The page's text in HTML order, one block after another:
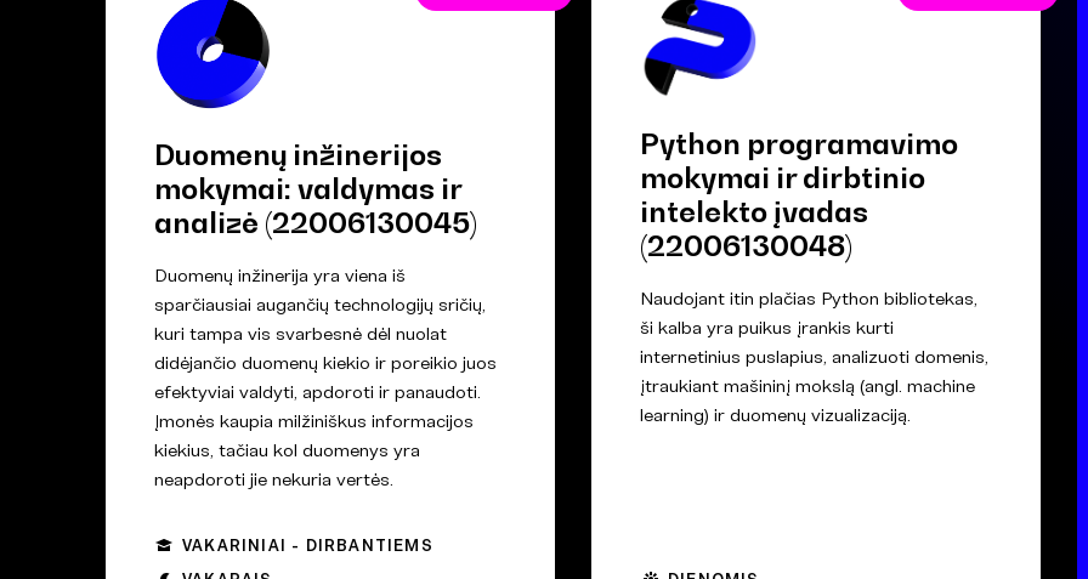
Duomenų inžinerijos
mokymai: valdymas ir
analizė (22006130045)
Duomenų inžinerija yra viena iš
sparčiausiai augančių technologijų sričių,
kuri tampa vis svarbesnė dėl nuolat
didėjančio duomenų kiekio ir poreikio juos
efektyviai valdyti, apdoroti ir panaudoti.
Įmonės kaupia milžiniškus informacijos
kiekius, tačiau kol duomenys yra
neapdoroti jie nekuria vertės.
VAKARINIAI - DIRBANTIEMS
Python programavimo
mokymai ir dirbtinio
intelekto įvadas
(22006130048)
Naudojant itin plačias Python bibliotekas,
ši kalba yra puikus įrankis kurti
internetinius puslapius, analizuoti domenis,
įtraukiant mašininį mokslą (angl. machine
learning) ir duomenų vizualizaciją.